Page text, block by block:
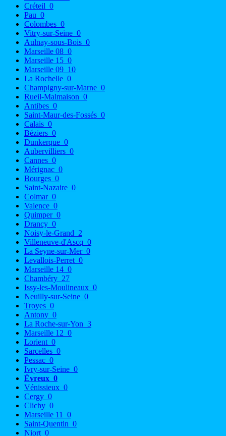
Créteil 0
Pau 0
Colombes 0
Vitry-sur-Seine 0
Aulnay-sous-Bois 0
Marseille 08 0
Marseille 15 0
Marseille 09 10
La Rochelle 0
Champigny-sur-Marne 0
Rueil-Malmaison 0
Antibes 0
Saint-Maur-des-Fossés 0
Calais 0
Béziers 0
Dunkerque 0
Aubervilliers 0
Cannes 0
Mérignac 0
Bourges 0
Saint-Nazaire 0
Colmar 0
Valence 0
Quimper 0
Drancy 0
Noisy-le-Grand 2
Villeneuve-d'Ascq 0
La Seyne-sur-Mer 0
Levallois-Perret 0
Marseille 14 0
Chambéry 27
Issy-les-Moulineaux 0
Neuilly-sur-Seine 0
Troyes 0
Antony 0
La Roche-sur-Yon 3
Marseille 12 0
Lorient 0
Sarcelles 0
Pessac 0
Ivry-sur-Seine 0
Évreux 0
Vénissieux 0
Cergy 0
Clichy 0
Marseille 11
0
Saint-Quentin 0
Niort 0